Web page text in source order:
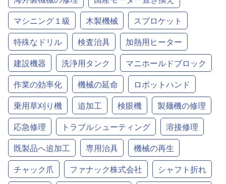
マシニング１級
木製機械
スプロケット
特殊なドリル
検査治具
加熱用ヒーター
建設機器
洗浄用タンク
マニホールドブロック
作業の効率化
機械の延命
ロボットハンド
乗用草刈り機
追加工 検眼機
製麺機の修理
応急修理
トラブルシューティング
溶接修理
既製品へ追加工
専用治具
機械の再生
チャック爪
ファナック株式会社
シャフト折れ